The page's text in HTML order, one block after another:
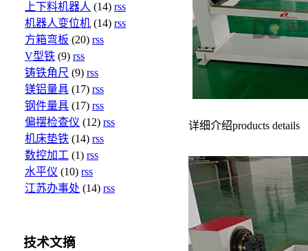
上下料机器人 (14) rss
机器人变位机 (14) rss
方箱弯板 (20) rss
V型铁 (9) rss
铸铁角尺 (9) rss
镁铝量具 (17) rss
钢件量具 (17) rss
偏摆检查仪 (12) rss
机床垫铁 (14) rss
数控加工 (1) rss
水平仪 (10) rss
江苏办事处 (14) rss
技术文摘
详细介绍products details